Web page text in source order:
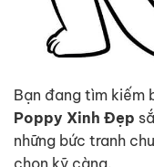
Bạn đang tìm kiếm
Poppy Xinh Đẹp
những bức tranh
chọn kỹ càng.